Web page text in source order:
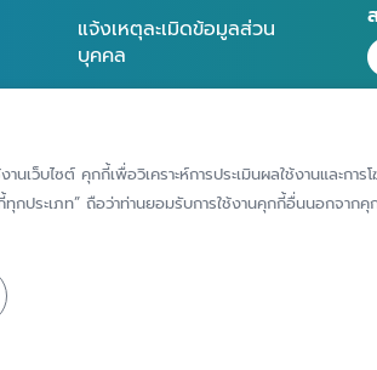
ที่ดี
แจ้งเหตุละเมิดข้อมูลส่วน
บุคคล
เว็บไซต์ คุกกี้เพื่อวิเคราะห์การประเมินผลใช้งานและก
กประเภท” ถือว่าท่านยอมรับการใช้งานคุกกี้อื่นนอกจาก